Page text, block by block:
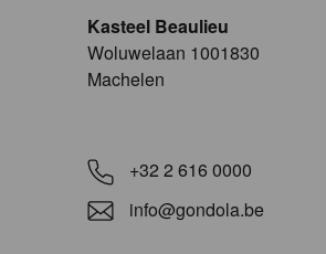
Kasteel Beaulieu
​​​Woluwelaan 1001830
Machelen
+32 2 616 0000
info@gondola.be